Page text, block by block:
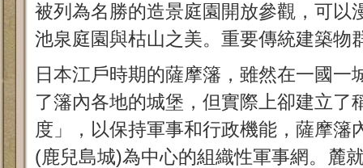
被列為名勝的造景庭園開放參觀，可以
池泉庭園與枯山之美。重要傳統建築物
日本江戶時期的薩摩籓，雖然在一國一
了籓內各地的城堡，但實際上卻建立了
度」，以保持軍事和行政機能，薩摩籓
(鹿兒島城)為中心的組織性軍事網。麓